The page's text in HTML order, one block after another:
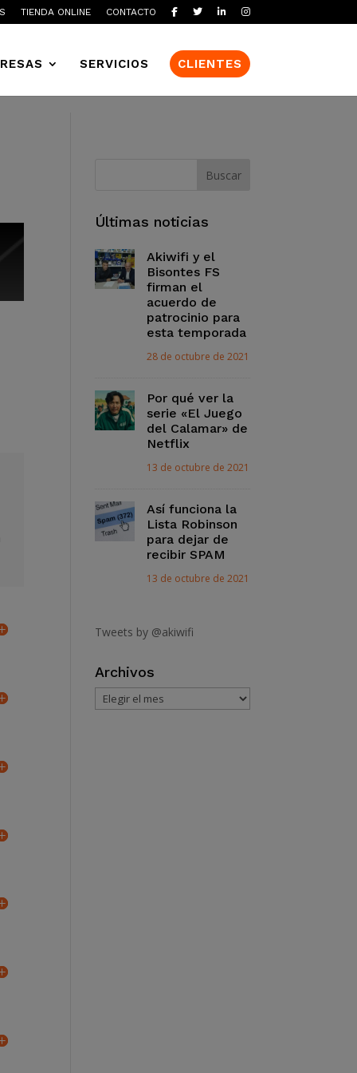
TIENDA ONLINE CONTACTO
SERVICIOS CLIENTES
Últimas noticias
Akiwifi y el
Bisontes FS
firman el
acuerdo de
patrocinio para
esta temporada
28 de octubre de 2021
Por qué ver la
serie «El Juego
del Calamar» de
Netflix
13 de octubre de 2021
Así funciona la
Lista Robinson
para dejar de
recibir SPAM
13 de octubre de 2021
Tweets by @akiwifi
Archivos
Archivos